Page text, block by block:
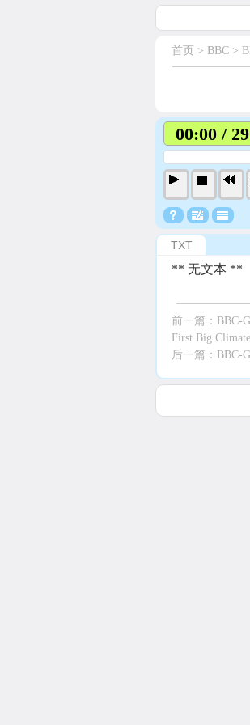
首页 > BBC >
00:00 /
TXT
** 无文本 **
前一篇： BBC-
First Big
后一篇： BBC-